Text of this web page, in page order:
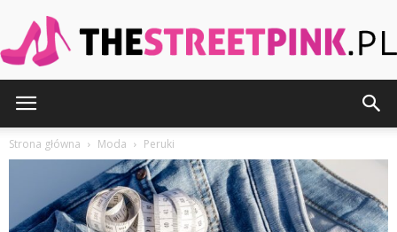
Strona główna Moda Peruki